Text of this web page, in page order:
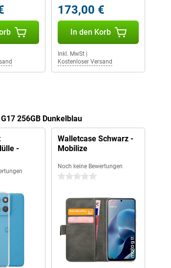
173,00 €
In den Korb
Inkl. MwSt|
Kostenloser Versand
256GB Dunkelblau
-
Walletcase Schwarz -
Mobilize
Noch keine Bewertungen
0 Sterne